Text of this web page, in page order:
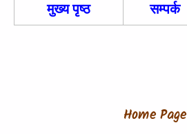
मुख्य पृष्ठ सम्पर्क
Home Page